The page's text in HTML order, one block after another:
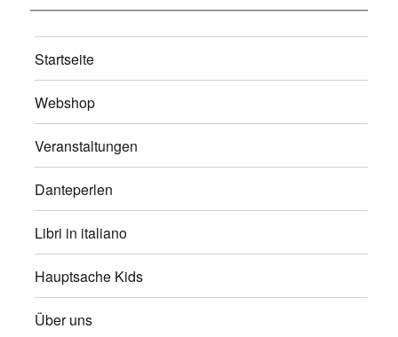
Startseite
Webshop
Veranstaltungen
Danteperlen
Libri in italiano
Hauptsache Kids
Über uns